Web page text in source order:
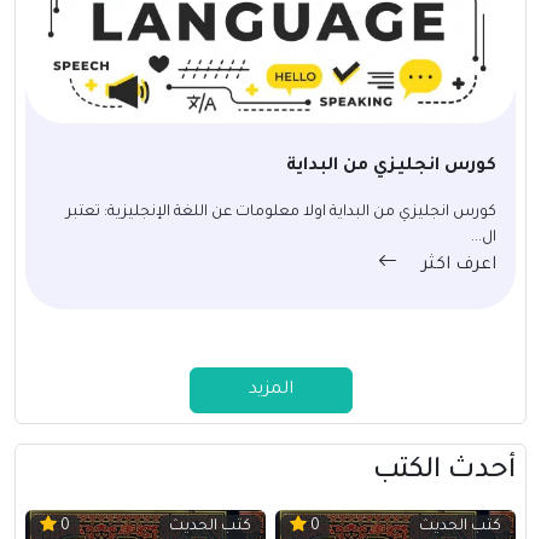
كورس انجليزي من البداية
كورس انجليزي من البداية اولا معلومات عن اللغة الإنجليزية: تعتبر
ال...
اعرف اكثر
المزيد
أحدث الكتب
كتب الحديث 0 كتب الحديث 0